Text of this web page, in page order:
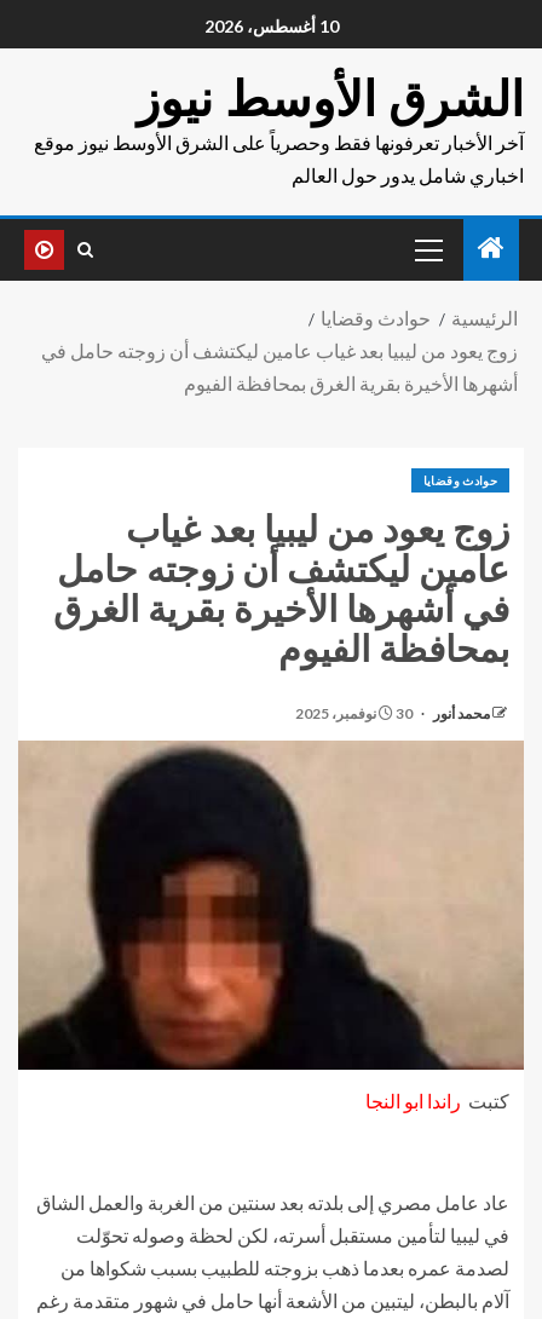
10 أغسطس، 2026
الشرق الأوسط نيوز
آخر الأخبار تعرفونها فقط وحصرياً على الشرق الأوسط نيوز موقع
اخباري شامل يدور حول العالم
الرئيسية
حوادث وقضايا
زوج يعود من ليبيا بعد غياب عامين ليكتشف أن زوجته حامل في
أشهرها الأخيرة بقرية الغرق بمحافظة الفيوم
حوادث وقضايا
زوج يعود من ليبيا بعد غياب
عامين ليكتشف أن زوجته حامل
في أشهرها الأخيرة بقرية الغرق
بمحافظة الفيوم
محمد أنور 30 نوفمبر، 2025
كتبت راندا ابو النجا
عاد عامل مصري إلى بلدته بعد سنتين من الغربة والعمل الشاق
في ليبيا لتأمين مستقبل أسرته، لكن لحظة وصوله تحوّلت
لصدمة عمره بعدما ذهب بزوجته للطبيب بسبب شكواها من
آلام بالبطن، ليتبين من الأشعة أنها حامل في شهور متقدمة رغم